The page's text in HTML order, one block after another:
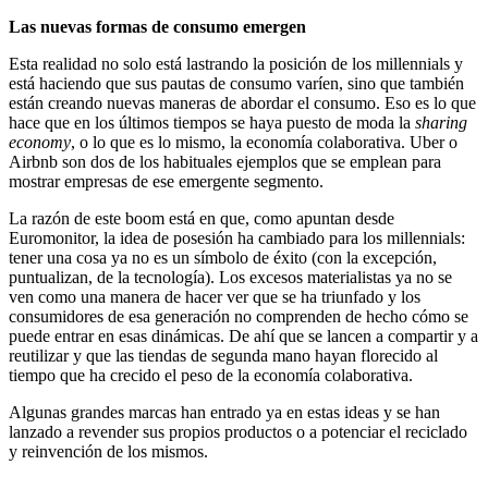
Las nuevas formas de consumo emergen
Esta realidad no solo está lastrando la posición de los millennials y
está haciendo que sus pautas de consumo varíen, sino que también
están creando nuevas maneras de abordar el consumo. Eso es lo que
hace que en los últimos tiempos se haya puesto de moda la sharing
economy, o lo que es lo mismo, la economía colaborativa. Uber o
Airbnb son dos de los habituales ejemplos que se emplean para
mostrar empresas de ese emergente segmento.
La razón de este boom está en que, como apuntan desde
Euromonitor, la idea de posesión ha cambiado para los millennials:
tener una cosa ya no es un símbolo de éxito (con la excepción,
puntualizan, de la tecnología). Los excesos materialistas ya no se
ven como una manera de hacer ver que se ha triunfado y los
consumidores de esa generación no comprenden de hecho cómo se
puede entrar en esas dinámicas. De ahí que se lancen a compartir y a
reutilizar y que las tiendas de segunda mano hayan florecido al
tiempo que ha crecido el peso de la economía colaborativa.
Algunas grandes marcas han entrado ya en estas ideas y se han
lanzado a revender sus propios productos o a potenciar el reciclado
y reinvención de los mismos.